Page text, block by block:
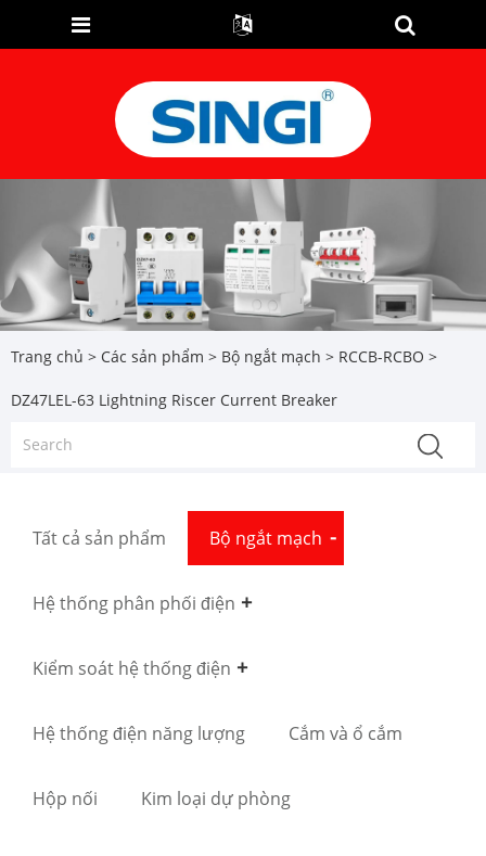
Trang chủ > Các sản phẩm > Bộ ngắt mạch > RCCB-RCBO >
DZ47LEL-63 Lightning Riscer Current Breaker
Tất cả sản phẩm Bộ ngắt mạch
Hệ thống phân phối điện
Kiểm soát hệ thống điện
Hệ thống điện năng lượng Cắm và ổ cắm
Hộp nối Kim loại dự phòng